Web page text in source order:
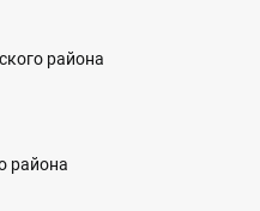
района
района